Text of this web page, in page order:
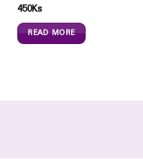
450Ks
READ MORE